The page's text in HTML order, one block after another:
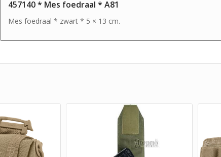
457140 * Mes foedraal * A81
Mes foedraal * zwart * 5 × 13 cm.